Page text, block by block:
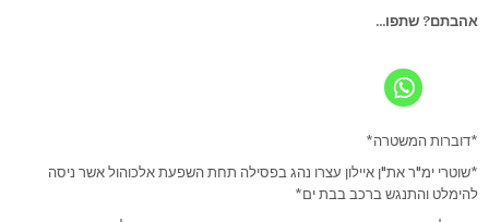
אהבתם? שתפו...
*דוברות המשטרה*
*שוטרי ימ"ר את"ן איילון עצרו נהג בפסילה תחת השפעת אלכוהול אשר ניסה
להימלט והתנגש ברכב בבת ים*